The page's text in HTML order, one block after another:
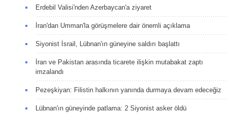
Erdebil Valisi'nden Azerbaycan'a ziyaret
İran'dan Umman'la görüşmelere dair önemli açıklama
Siyonist İsrail, Lübnan'ın güneyine saldırı başlattı
İran ve Pakistan arasında ticarete ilişkin mutabakat zaptı
imzalandı
Pezeşkiyan: Filistin halkının yanında durmaya devam edeceğiz
Lübnan'ın güneyinde patlama: 2 Siyonist asker öldü